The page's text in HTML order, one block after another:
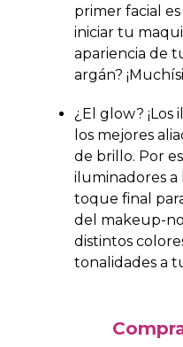
primer facial
iniciar tu
apariencia de
argán?
¿El glow?
los mejores
de brillo. Por
iluminadores a
toque final
del makeup-
distintos
tonalidades a